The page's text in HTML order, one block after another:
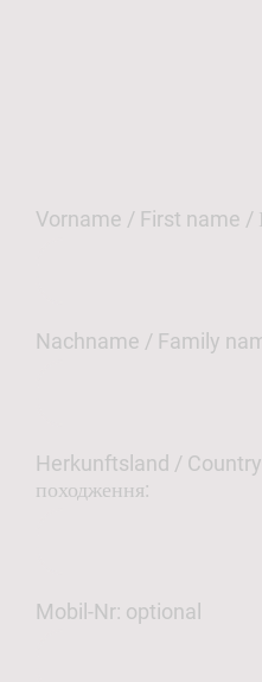
Vorname / First name /
Nachname / Family
Herkunftsland /
походження:
Mobil-Nr: optional